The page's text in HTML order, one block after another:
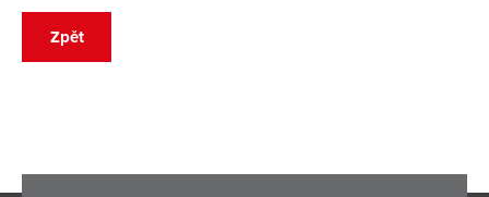
Zpět